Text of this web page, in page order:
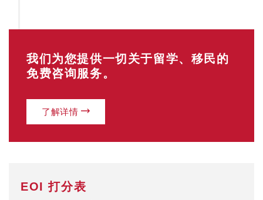
我们为您提供一切关于留学、移民的
免费咨询服务。
了解详情
EOI 打分表